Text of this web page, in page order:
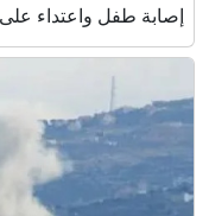
إصابة طفل واعتداء